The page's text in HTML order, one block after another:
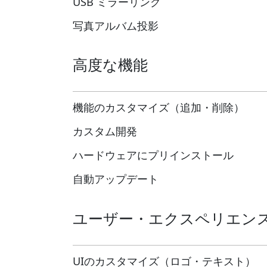
写真アルバム投影
高度な機能
機能のカスタマイズ（追加・削除）
カスタム開発
ハードウェアにプリインストール
自動アップデート
ユーザー・エクスペリエン
UIのカスタマイズ（ロゴ・テキスト）